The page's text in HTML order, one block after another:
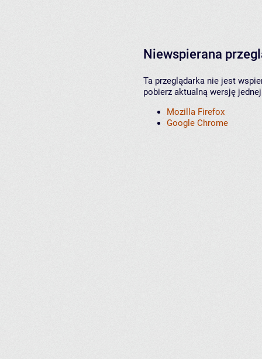
Niewspierana
Ta przeglądarka nie jest
pobierz aktualną wersję
Mozilla Firefox
Google Chrome